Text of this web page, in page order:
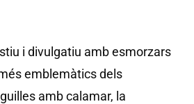
i divulgatiu amb esmorzars
emblemàtics dels
amb calamar, la